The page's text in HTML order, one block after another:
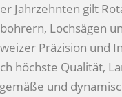
Jahrzehnten gilt
Lochsägen
Präzision
höchste Qualität,
und